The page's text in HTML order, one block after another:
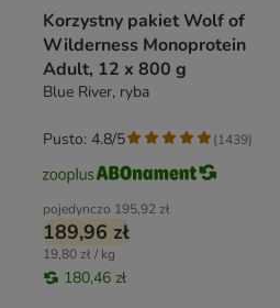
Korzystny pakiet Wolf of
Wilderness Monoprotein
Adult, 12 x 800 g
Blue River, ryba
pojedynczo 195,92 zł
189,96 zł
19,80 zł / kg
180,46 zł
Pusto: 4.8/5 (1439)